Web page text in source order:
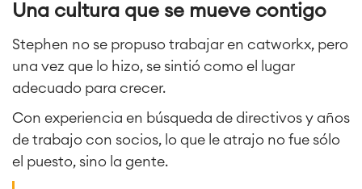
Una cultura que se mueve contigo
Stephen no se propuso trabajar en catworkx, pero
una vez que lo hizo, se sintió como el lugar
adecuado para crecer.
Con experiencia en búsqueda de directivos y años
de trabajo con socios, lo que le atrajo no fue sólo
el puesto, sino la gente.